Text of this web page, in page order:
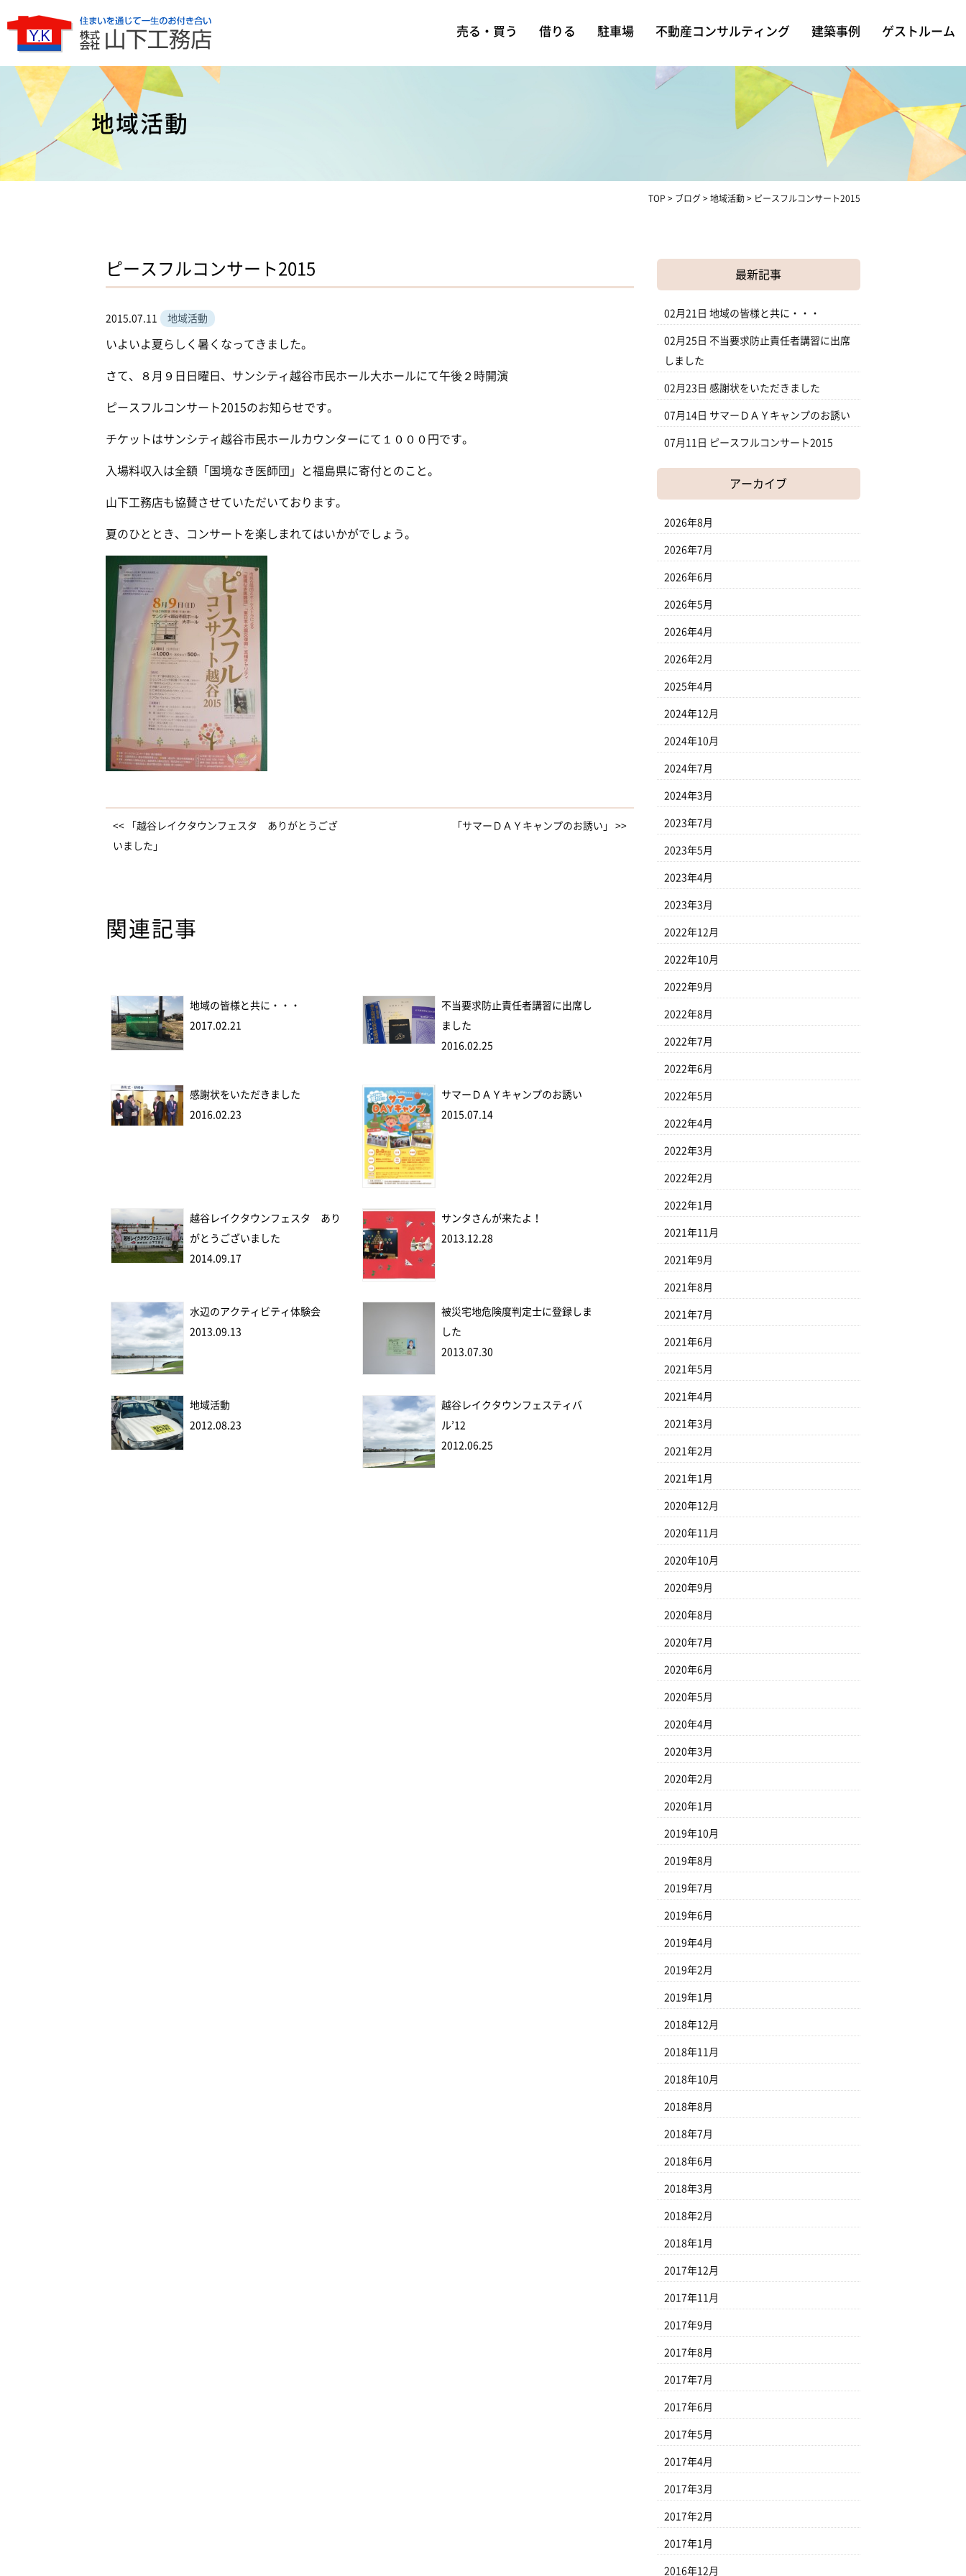
売る・買う 借りる 駐車場 不動産コンサルティング 建築事例 ゲストルーム
地域活動
TOP > ブログ > 地域活動 > ピースフルコンサート2015
ピースフルコンサート2015
2015.07.11 地域活動
いよいよ夏らしく暑くなってきました。
さて、８月９日日曜日、サンシティ越谷市民ホール大ホールにて午後２時開演
ピースフルコンサート2015のお知らせです。
チケットはサンシティ越谷市民ホールカウンターにて１０００円です。
入場料収入は全額「国境なき医師団」と福島県に寄付とのこと。
山下工務店も協賛させていただいております。
夏のひととき、コンサートを楽しまれてはいかがでしょう。
<< 「越谷レイクタウンフェスタ ありがとうござ
いました」
「サマーＤＡＹキャンプのお誘い」 >>
関連記事
地域の皆様と共に・・・
2017.02.21
不当要求防止責任者講習に出席し
ました
2016.02.25
感謝状をいただきました
2016.02.23
サマーＤＡＹキャンプのお誘い
2015.07.14
越谷レイクタウンフェスタ あり
がとうございました
2014.09.17
サンタさんが来たよ！
2013.12.28
水辺のアクティビティ体験会
2013.09.13
被災宅地危険度判定士に登録しま
した
2013.07.30
地域活動
2012.08.23
越谷レイクタウンフェスティバ
ル’12
2012.06.25
最新記事
02月21日 地域の皆様と共に・・・
02月25日 不当要求防止責任者講習に出席
しました
02月23日 感謝状をいただきました
07月14日 サマーＤＡＹキャンプのお誘い
07月11日 ピースフルコンサート2015
アーカイブ
2026年8月
2026年7月
2026年6月
2026年5月
2026年4月
2026年2月
2025年4月
2024年12月
2024年10月
2024年7月
2024年3月
2023年7月
2023年5月
2023年4月
2023年3月
2022年12月
2022年10月
2022年9月
2022年8月
2022年7月
2022年6月
2022年5月
2022年4月
2022年3月
2022年2月
2022年1月
2021年11月
2021年9月
2021年8月
2021年7月
2021年6月
2021年5月
2021年4月
2021年3月
2021年2月
2021年1月
2020年12月
2020年11月
2020年10月
2020年9月
2020年8月
2020年7月
2020年6月
2020年5月
2020年4月
2020年3月
2020年2月
2020年1月
2019年10月
2019年8月
2019年7月
2019年6月
2019年4月
2019年2月
2019年1月
2018年12月
2018年11月
2018年10月
2018年8月
2018年7月
2018年6月
2018年3月
2018年2月
2018年1月
2017年12月
2017年11月
2017年9月
2017年8月
2017年7月
2017年6月
2017年5月
2017年4月
2017年3月
2017年2月
2017年1月
2016年12月